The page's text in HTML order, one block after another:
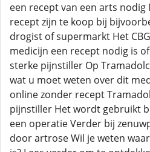
een recept van een arts
recept zijn te koop bij
drogist of supermarkt Het
medicijn een recept nodig is
sterke pijnstiller Op
wat u moet weten over dit
online zonder recept
pijnstiller Het wordt gebruikt
een operatie Verder bij
door artrose Wil je weten